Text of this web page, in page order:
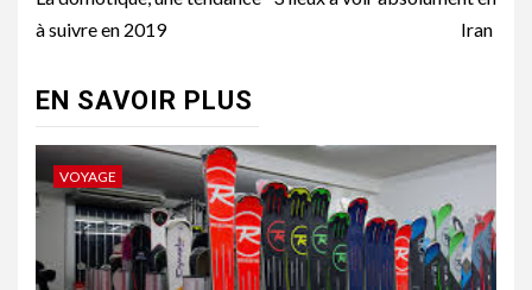
à suivre en 2019
Iran
EN SAVOIR PLUS
VOYAGE